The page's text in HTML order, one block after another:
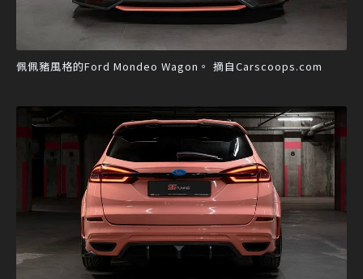
佩佩豬風格的Ford Mondeo Wagon。 摘自Carscoops.com